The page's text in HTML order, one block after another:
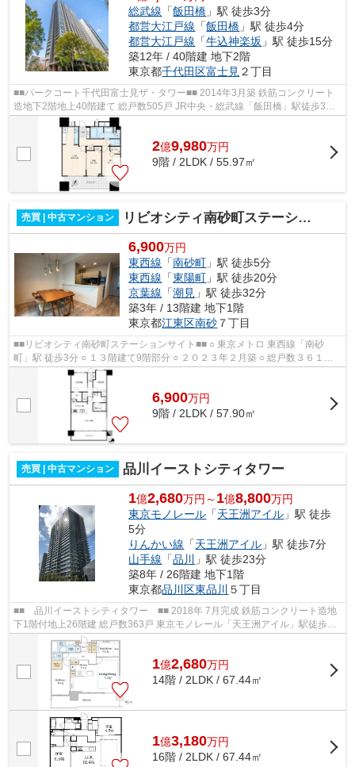
総武線 「飯田橋 」駅 徒歩3分
都営大江戸線 「飯田橋 」駅 徒歩4分
都営大江戸線 「牛込神楽坂 」駅 徒歩15分
築12年 / 40階建 地下2階
東京都千代田区富士見２丁目
■■パークコート千代田富士見ザ・タワー■■ 2014年3月築 鉄筋コンクリート
造地下2階地上40階建て 総戸数505戸 JR中央・総武線「飯田橋」駅徒歩3分
都営大江戸線・東京メトロ南北線・東...
2億9,980万円
9階 / 2LDK / 55.97㎡
売買 | 中古マンション リビオシティ南砂町ステーションサイト
6,900万円
東西線 「南砂町 」駅 徒歩5分
東西線 「東陽町 」駅 徒歩20分
京葉線 「潮見 」駅 徒歩32分
築3年 / 13階建 地下1階
東京都江東区南砂 ７丁目
■■リビオシティ南砂町ステーションサイト■■ ○ 東京メトロ 東西線「南砂
町」駅 徒歩3分 ○ １３階建て9階部分 ○ ２０２３年２月築 ○ 総戸数３６１戸
の大規模レジデンス ○ ＬＤに床暖房...
6,900万円
9階 / 2LDK / 57.90㎡
売買 | 中古マンション 品川イーストシティタワー
1億2,680万円～ 1億8,800万円
東京モノレール 「天王洲アイル 」駅 徒歩
5分
りんかい線 「天王洲アイル 」駅 徒歩7分
山手線 「品川
」駅 徒歩23分
築8年 / 26階建 地下1階
東京都品川区東品川 ５丁目
■■ 品川イーストシティタワー ■■ 2018年 7月完成 鉄筋コンクリート造地
下1階付地上26階建 総戸数363戸 東京モノレール「天王洲アイル」駅徒歩5
分 りんかい線「天王洲アイル」駅徒...
1億2,680万円
14階 / 2LDK / 67.44㎡
1億3,180万円
16階 / 2LDK / 67.44㎡